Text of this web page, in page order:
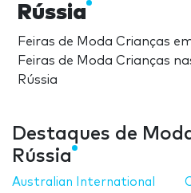
Rússia
Feiras de Moda Crianças
Feiras de Moda Crianças
Rússia
Destaques de
Rússia
Australian International